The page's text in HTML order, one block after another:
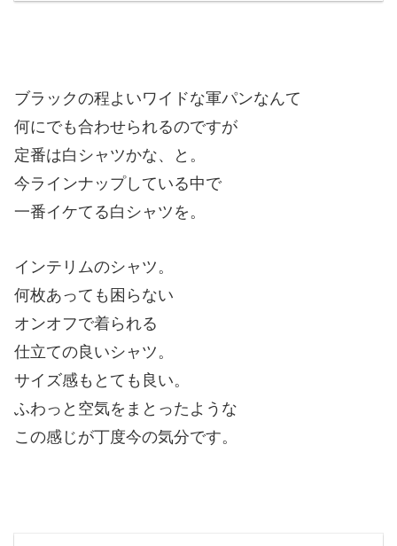
ブラックの程よいワイドな軍パンなんて
何にでも合わせられるのですが
定番は白シャツかな、と。
今ラインナップしている中で
一番イケてる白シャツを。
インテリムのシャツ。
何枚あっても困らない
オンオフで着られる
仕立ての良いシャツ。
サイズ感もとても良い。
ふわっと空気をまとったような
この感じが丁度今の気分です。